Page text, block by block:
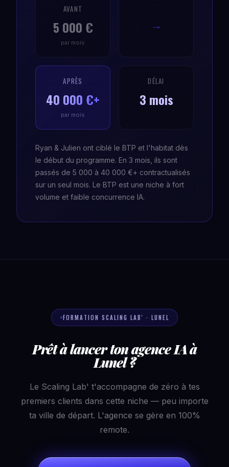
AVANT
5 000 €
par mois
→
APRÈS
40 000 €+
par mois
DÉLAI
3 mois
Ryan & Julien ont ciblé le BTP et l'habitat dès
le début du programme. En 3 mois, ils sont
passés de 5 000 à 40 000 €+ contractualisés
sur un seul mois. Le BTP est une niche à fort
volume et faible concurrence IA.
FORMATION SCALING LAB' · LUNEL
Prêt à lancer ton agence IA à
Lunel ?
Le Scaling Lab' t'accompagne de zéro à tes
premiers clients dans cette niche — peu importe
ta ville de départ. L'agence se gère en 100%
remote.